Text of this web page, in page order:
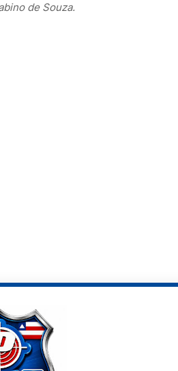
de Souza.